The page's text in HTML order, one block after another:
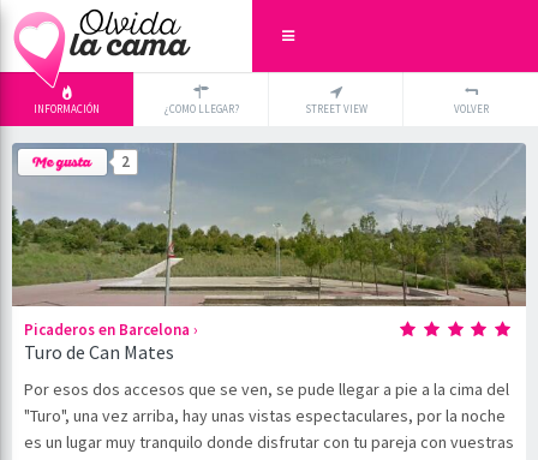
INFORMACIÓN ¿COMO LLEGAR? STREET VIEW VOLVER
2
Picaderos en Barcelona ›
Turo de Can Mates
Por esos dos accesos que se ven, se pude llegar a pie a la cima del
"Turo", una vez arriba, hay unas vistas espectaculares, por la noche
es un lugar muy tranquilo donde disfrutar con tu pareja con vuestras